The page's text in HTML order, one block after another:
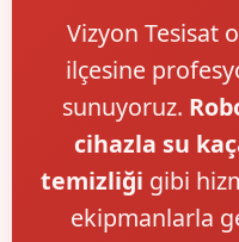
Vizyon Tesisat
ilçesine
sunuyoruz.
cihazla su
temizliği gibi
ekipmanlarla